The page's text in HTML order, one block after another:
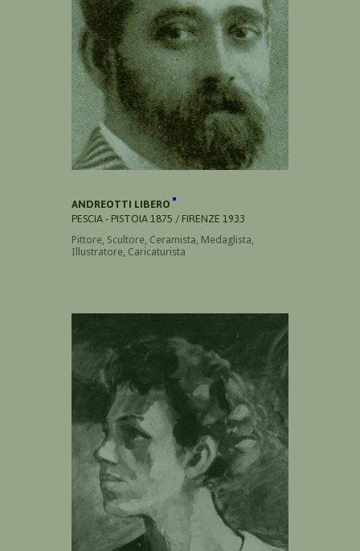
ANDREOTTI LIBERO
PESCIA - PISTOIA 1875 / FIRENZE 1933
Pittore, Scultore, Ceramista, Medaglista,
Illustratore, Caricaturista